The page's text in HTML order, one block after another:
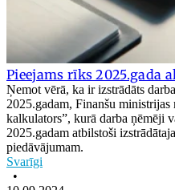
Pieejams rīks 2025.gada
Ņemot vērā, ka ir izstrādāts
2025.gadam, Finanšu
kalkulators”, kurā darba ņēmēji
2025.gadam atbilstoši
piedāvājumam.
Svarīgi
•